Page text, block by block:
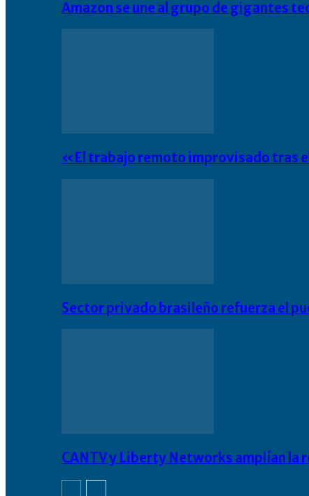
Amazon se une al grupo de gigantes
«El trabajo remoto improvisado tras
Sector privado brasileño refuerza el
CANTV y Liberty Networks amplían la